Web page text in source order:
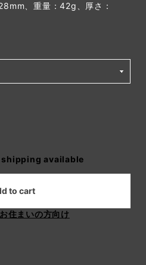
、重量：42g、厚さ：
available
to cart
住まいの方向け